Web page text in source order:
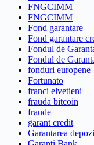
FNGCIMM
FNGCIMM
Fond garantare
Fond garantare
Fondul de
Fondul de
fonduri europene
Fortunato
franci elvetieni
frauda bitcoin
fraude
garant credit
Garantarea